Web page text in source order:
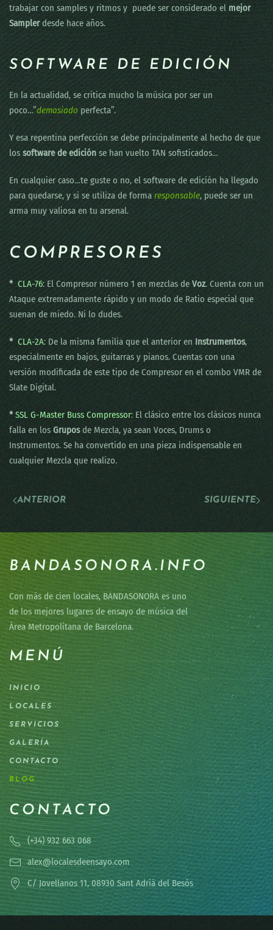
trabajar con samples y ritmos y puede ser considerado el mejor
Samplerdesde hace años.
SOFTWARE DE EDICIÓN
En la actualidad, se critica mucho la música por ser un
poco…”demasiado perfecta”.
Y esa repentina perfección se debe principalmente al hecho de que
los software de edición se han vuelto TAN sofisticados…
En cualquier caso…te guste o no, el software de edición ha llegado
para quedarse, y si se utiliza de forma responsable, puede ser un
arma muy valiosa en tu arsenal.
COMPRESORES
* CLA-76: El Compresor número 1 en mezclas deVoz. Cuenta con un
Ataque extremadamente rápido y un modo de Ratio especial que
suenan de miedo. Ni lo dudes.
* CLA-2A: De la misma familia que el anterior en Instrumentos,
especialmente en bajos, guitarras y pianos. Cuentas con una
versión modificada de este tipo de Compresor en el combo VMR de
Slate Digital.
*SSL G-Master Buss Compressor: El clásico entre los clásicos nunca
falla en los Gruposde Mezcla, ya sean Voces, Drums o
Instrumentos. Se ha convertido en una pieza indispensable en
cualquier Mezcla que realizo.
ANTERIOR SIGUIENTE
BANDASONORA.INFO
Con más de cien locales, BANDASONORA es uno
de los mejores lugares de ensayo de música del
Área Metropolitana de Barcelona.
MENÚ
INICIO
LOCALES
SERVICIOS
GALERÍA
CONTACTO
BLOG
CONTACTO
(+34) 932 663 068
alex@localesdeensayo.com
C/ Jovellanos 11, 08930 Sant Adrià del Besòs